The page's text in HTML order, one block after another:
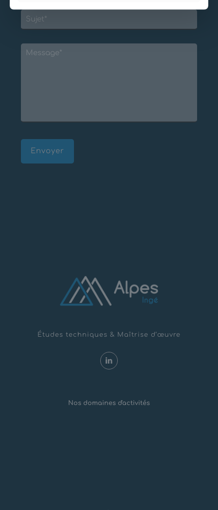
Études techniques & Maîtrise d’œuvre
Nos domaines d'activités